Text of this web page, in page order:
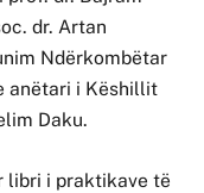
dr. Artan
Ndërkombëtar
anëtari i Këshillit
Daku.
libri i praktikave të